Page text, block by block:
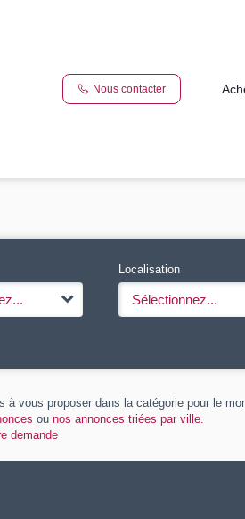
Nous contacter
Localisation
Sélectionnez...
à vous proposer dans la catégorie pour le
ou nos annonces triées par ville.
demande